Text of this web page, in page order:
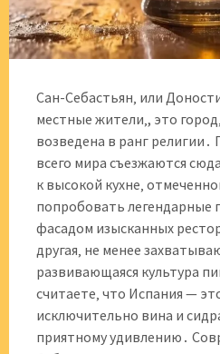
Сан-Себастьян‚ или
местные жители‚, это
возведена в ранг
всего мира съезжаются
к высокой кухне‚
попробовать легендарные
фасадом изысканных
другая‚ не менее
развивающаяся культура
считаете‚ что Испания —
исключительно вина и
приятному удивлению․